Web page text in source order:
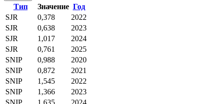
Тип
Значение Год
SJR
0,378
2022
SJR
0,638
2023
SJR
1,017
2024
SJR
0,761
2025
SNIP
0,988
2020
SNIP
0,872
2021
SNIP
1,545
2022
SNIP
1,366
2023
SNIP
1,635 2024